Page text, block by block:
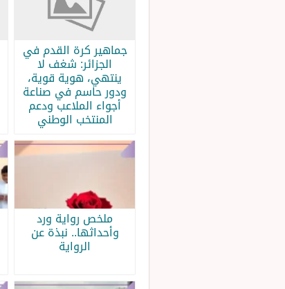
جماهير كرة القدم في
الجزائر: شغف لا
ينتهي، هوية قوية،
ودور حاسم في صناعة
أجواء الملاعب ودعم
المنتخب الوطني
ملخص رواية ورد
وأحداثها.. نبذة عن
الرواية